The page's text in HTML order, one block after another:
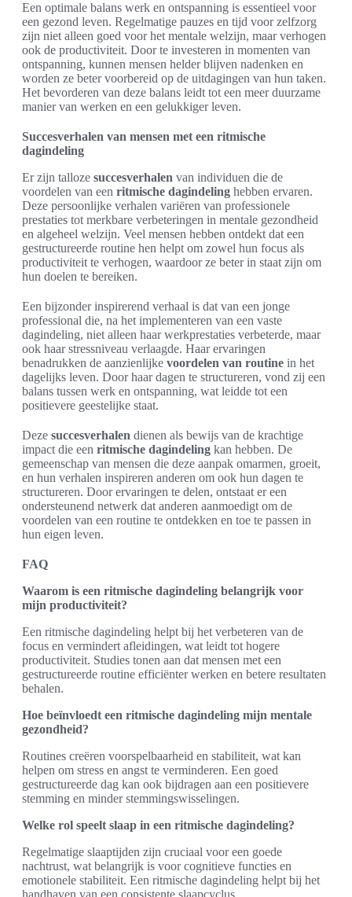
Een optimale balans werk en ontspanning is essentieel voor
een gezond leven. Regelmatige pauzes en tijd voor zelfzorg
zijn niet alleen goed voor het mentale welzijn, maar verhogen
ook de productiviteit. Door te investeren in momenten van
ontspanning, kunnen mensen helder blijven nadenken en
worden ze beter voorbereid op de uitdagingen van hun taken.
Het bevorderen van deze balans leidt tot een meer duurzame
manier van werken en een gelukkiger leven.
Succesverhalen van mensen met een ritmische
dagindeling
Er zijn talloze succesverhalen van individuen die de
voordelen van een ritmische dagindeling hebben ervaren.
Deze persoonlijke verhalen variëren van professionele
prestaties tot merkbare verbeteringen in mentale gezondheid
en algeheel welzijn. Veel mensen hebben ontdekt dat een
gestructureerde routine hen helpt om zowel hun focus als
productiviteit te verhogen, waardoor ze beter in staat zijn om
hun doelen te bereiken.
Een bijzonder inspirerend verhaal is dat van een jonge
professional die, na het implementeren van een vaste
dagindeling, niet alleen haar werkprestaties verbeterde, maar
ook haar stressniveau verlaagde. Haar ervaringen
benadrukken de aanzienlijke voordelen van routine in het
dagelijks leven. Door haar dagen te structureren, vond zij een
balans tussen werk en ontspanning, wat leidde tot een
positievere geestelijke staat.
Deze succesverhalen dienen als bewijs van de krachtige
impact die een ritmische dagindeling kan hebben. De
gemeenschap van mensen die deze aanpak omarmen, groeit,
en hun verhalen inspireren anderen om ook hun dagen te
structureren. Door ervaringen te delen, ontstaat er een
ondersteunend netwerk dat anderen aanmoedigt om de
voordelen van een routine te ontdekken en toe te passen in
hun eigen leven.
FAQ
Waarom is een ritmische dagindeling belangrijk voor
mijn productiviteit?
Een ritmische dagindeling helpt bij het verbeteren van de
focus en vermindert afleidingen, wat leidt tot hogere
productiviteit. Studies tonen aan dat mensen met een
gestructureerde routine efficiënter werken en betere resultaten
behalen.
Hoe beïnvloedt een ritmische dagindeling mijn mentale
gezondheid?
Routines creëren voorspelbaarheid en stabiliteit, wat kan
helpen om stress en angst te verminderen. Een goed
gestructureerde dag kan ook bijdragen aan een positievere
stemming en minder stemmingswisselingen.
Welke rol speelt slaap in een ritmische dagindeling?
Regelmatige slaaptijden zijn cruciaal voor een goede
nachtrust, wat belangrijk is voor cognitieve functies en
emotionele stabiliteit. Een ritmische dagindeling helpt bij het